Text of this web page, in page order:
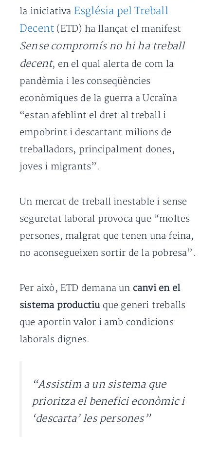
la iniciativa Església pel Treball
Decent (ETD) ha llançat el manifest
Sense compromís no hi ha treball
decent, en el qual alerta de com la
pandèmia i les conseqüències
econòmiques de la guerra a Ucraïna
“estan afeblint el dret al treball i
empobrint i descartant milions de
treballadors, principalment dones,
joves i migrants”.
Un mercat de treball inestable i sense
seguretat laboral provoca que “moltes
persones, malgrat que tenen una feina,
no aconsegueixen sortir de la pobresa”.
Per això, ETD demana un canvi en el
sistema productiu que generi treballs
que aportin valor i amb condicions
laborals dignes.
“Assistim a un sistema que
prioritza el benefici econòmic i
‘descarta’ les persones”